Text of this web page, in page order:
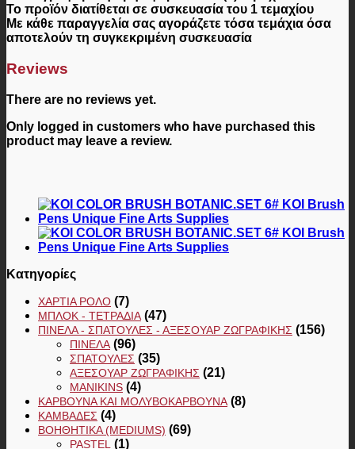
Το προϊόν διατίθεται σε συσκευασία του 1 τεμαχίου
Με κάθε παραγγελία σας αγοράζετε τόσα τεμάχια όσα
αποτελούν τη συγκεκριμένη συσκευασία
Reviews
There are no reviews yet.
Only logged in customers who have purchased this
product may leave a review.
Κατηγορίες
ΧΑΡΤΙΆ ΡΟΛΌ (7)
ΜΠΛΟΚ - ΤΕΤΡΆΔΙΑ (47)
ΠΙΝΈΛΑ - ΣΠΆΤΟΥΛΕΣ - ΑΞΕΣΟΥΆΡ ΖΩΓΡΑΦΙΚΉΣ (156)
ΠΙΝΈΛΑ (96)
ΣΠΆΤΟΥΛΕΣ (35)
ΑΞΕΣΟΥΆΡ ΖΩΓΡΑΦΙΚΉΣ (21)
MANIKINS (4)
ΚΆΡΒΟΥΝΑ ΚΑΙ ΜΟΛΥΒΟΚΆΡΒΟΥΝΑ (8)
ΚΑΜΒΆΔΕΣ (4)
ΒΟΗΘΗΤΙΚΆ (MEDIUMS) (69)
PASTEL (1)